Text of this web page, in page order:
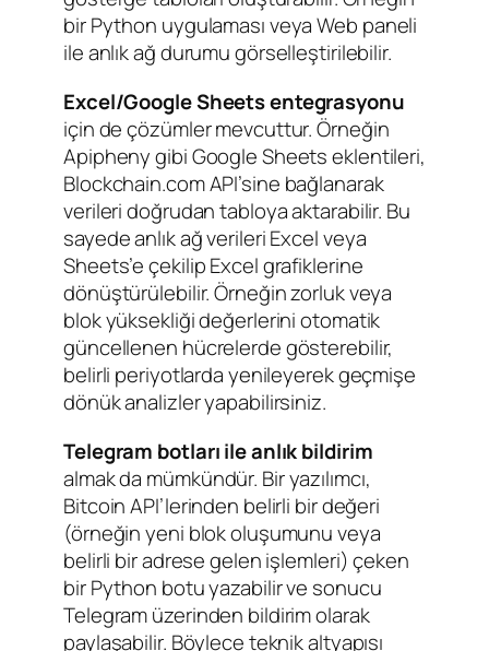
bir Python uygulaması veya Web paneli
ile anlık ağ durumu görselleştirilebilir.
Excel/Google Sheets entegrasyonu
için de çözümler mevcuttur. Örneğin
Apipheny gibi Google Sheets eklentileri,
Blockchain.com API’sine bağlanarak
verileri doğrudan tabloya aktarabilir. Bu
sayede anlık ağ verileri Excel veya
Sheets’e çekilip Excel grafiklerine
dönüştürülebilir. Örneğin zorluk veya
blok yüksekliği değerlerini otomatik
güncellenen hücrelerde gösterebilir,
belirli periyotlarda yenileyerek geçmişe
dönük analizler yapabilirsiniz.
Telegram botları ile anlık bildirim
almak da mümkündür. Bir yazılımcı,
Bitcoin API’lerinden belirli bir değeri
(örneğin yeni blok oluşumunu veya
belirli bir adrese gelen işlemleri) çeken
bir Python botu yazabilir ve sonucu
Telegram üzerinden bildirim olarak
paylaşabilir. Böylece teknik altyapısı